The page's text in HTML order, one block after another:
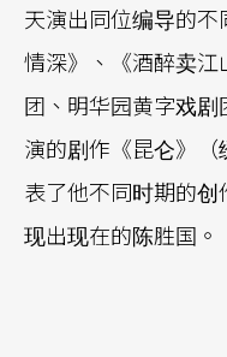
天演出同位编导的
情深》、《酒醉卖
团、明华园黄字戏
演的剧作《昆仑》
表了他不同时期的
现出现在的陈胜国。